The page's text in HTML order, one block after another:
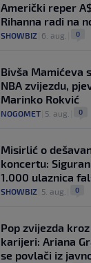
Američki reper
Rihanna radi na
SHOWBIZ 6. aug. 0
Bivša Mamićeva
NBA zvijezdu,
Marinko Rokvić
NOGOMET 5. aug. 0
Misirlić o
koncertu:
1.000 ulaznica
SHOWBIZ 5. aug. 0
Pop zvijezda
karijeri: Ariana
se povlači iz